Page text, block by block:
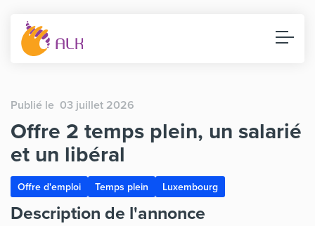
Publié le 03 juillet 2026
Offre 2 temps plein, un salarié
et un libéral
Offre d'emploi Temps plein Luxembourg
Description de l'annonce